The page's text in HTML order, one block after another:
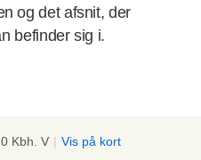
og det afsnit, der
befinder sig i.
Kbh. V | Vis på kort